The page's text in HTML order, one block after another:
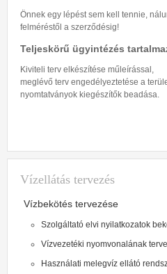
Önnek egy lépést sem kell tennie,
felméréstől a szerződésig!
Teljeskörű ügyintézés
Kiviteli terv elkészítése műleírással,
meglévő terv engedélyeztetése a
nyomtatványok kiegészítők beadása.
Vízellátás tervezés
Vízbekötés tervezése
Szolgáltató elvi nyilatkozatok
Vízvezetéki nyomvonalának
Használati melegvíz ellátó